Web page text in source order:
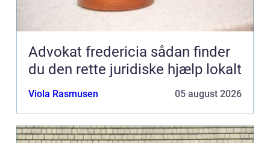
Advokat fredericia sådan finder
du den rette juridiske hjælp lokalt
Viola Rasmusen 05 august 2026